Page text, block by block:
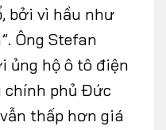
bởi vì hầu như
Ông Stefan
ủng hộ ô tô điện
chính phủ Đức
thấp hơn giá